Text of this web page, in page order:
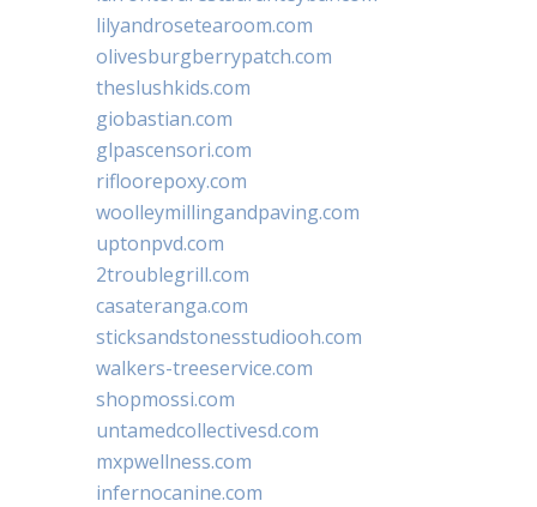
lilyandrosetearoom.com
olivesburgberrypatch.com
theslushkids.com
giobastian.com
glpascensori.com
rifloorepoxy.com
woolleymillingandpaving.com
uptonpvd.com
2troublegrill.com
casateranga.com
sticksandstonesstudiooh.com
walkers-treeservice.com
shopmossi.com
untamedcollectivesd.com
mxpwellness.com
infernocanine.com